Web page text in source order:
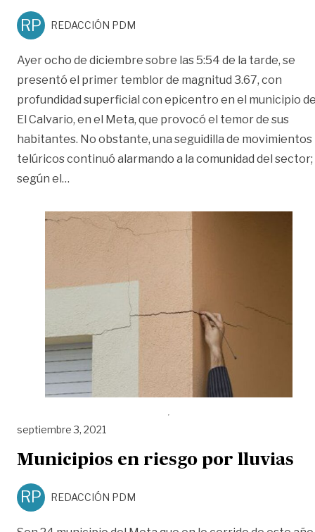
RP REDACCIÓN PDM
Ayer ocho de diciembre sobre las 5:54 de la tarde, se
presentó el primer temblor de magnitud 3.67, con
profundidad superficial con epicentro en el municipio
El Calvario, en el Meta, que provocó el temor de sus
habitantes. No obstante, una seguidilla de movimientos
telúricos continuó alarmando a la comunidad del sector;
según el…
septiembre 3, 2021
Municipios en riesgo por lluvias
RP REDACCIÓN PDM